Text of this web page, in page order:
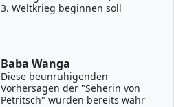
3. Weltkrieg beginnen soll
Baba Wanga
Diese beunruhigenden
Vorhersagen der "Seherin von
Petritsch" wurden bereits wahr